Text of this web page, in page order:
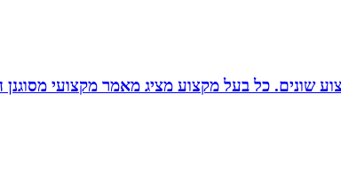
שונים. כל בעל מקצוע מציג מאמר מקצועי